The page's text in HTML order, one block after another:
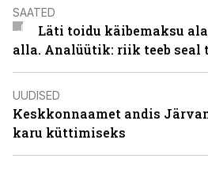
SAATED
Läti toidu käibemaksu
alla. Analüütik: riik teeb
UUDISED
Keskkonnaamet andis
karu küttimiseks